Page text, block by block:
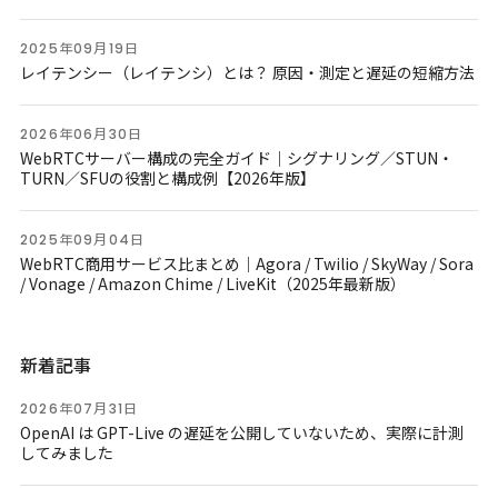
2025年09月19日
レイテンシー（レイテンシ）とは？ 原因・測定と遅延の短縮方法
2026年06月30日
WebRTCサーバー構成の完全ガイド｜シグナリング／STUN・
TURN／SFUの役割と構成例【2026年版】
2025年09月04日
WebRTC商用サービス比まとめ｜Agora / Twilio / SkyWay / Sora
/ Vonage / Amazon Chime / LiveKit（2025年最新版）
新着記事
2026年07月31日
OpenAI は GPT-Live の遅延を公開していないため、実際に計測
してみました